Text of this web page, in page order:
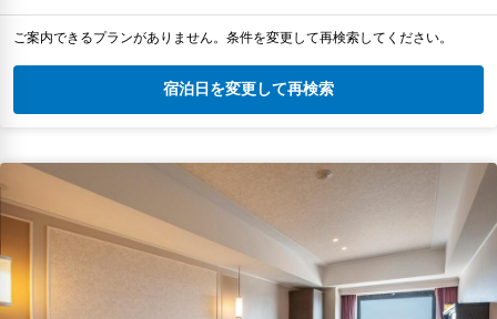
ご案内できるプランがありません。条件を変更して再検索してください。
宿泊日を変更して再検索